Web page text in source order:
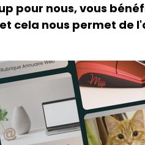
pour nous, vous
cela nous permet de